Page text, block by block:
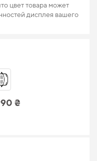
цвет товара может
дисплея вашего
₴